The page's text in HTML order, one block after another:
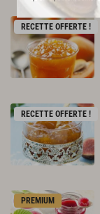
RECETTE OFFERTE !
RECETTE OFFERTE !
PREMIUM